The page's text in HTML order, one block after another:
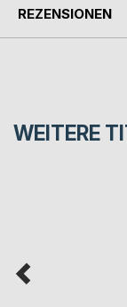
REZENSIONEN
WEITERE